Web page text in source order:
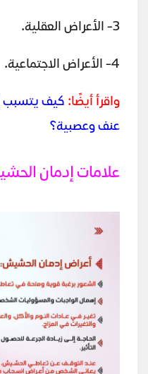
3- الأعراض العقلية.
4- الأعراض الاجتماعية.
واقرأ أيضًا: كيف يتسبب
عنف وعصبية؟
علامات إدمان